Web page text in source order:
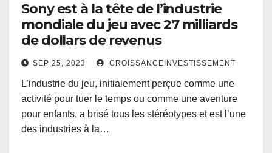
Sony est à la tête de l’industrie
mondiale du jeu avec 27 milliards
de dollars de revenus
SEP 25, 2023 CROISSANCEINVESTISSEMENT
L’industrie du jeu, initialement perçue comme une
activité pour tuer le temps ou comme une aventure
pour enfants, a brisé tous les stéréotypes et est l’une
des industries à la…